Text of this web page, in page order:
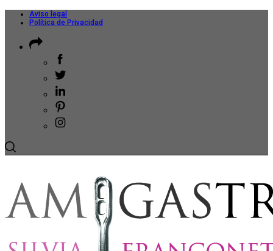
Aviso legal
Política de Privacidad